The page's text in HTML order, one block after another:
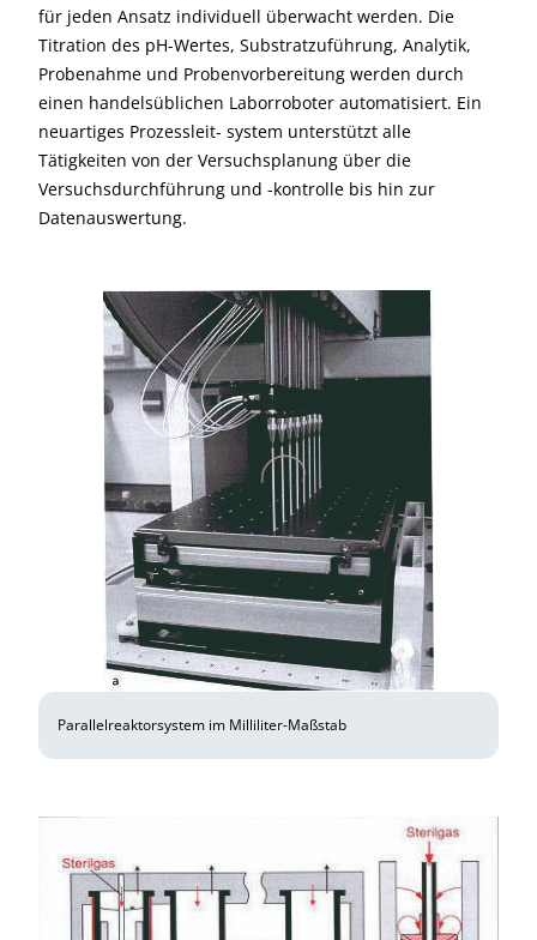
für jeden Ansatz individuell überwacht werden. Die
Titration des pH-Wertes, Substratzuführung, Analytik,
Probenahme und Probenvorbereitung werden durch
einen handelsüblichen Laborroboter automatisiert. Ein
neuartiges Prozessleit- system unterstützt alle
Tätigkeiten von der Versuchsplanung über die
Versuchsdurchführung und -kontrolle bis hin zur
Datenauswertung.
Parallelreaktorsystem im Milliliter-Maßstab